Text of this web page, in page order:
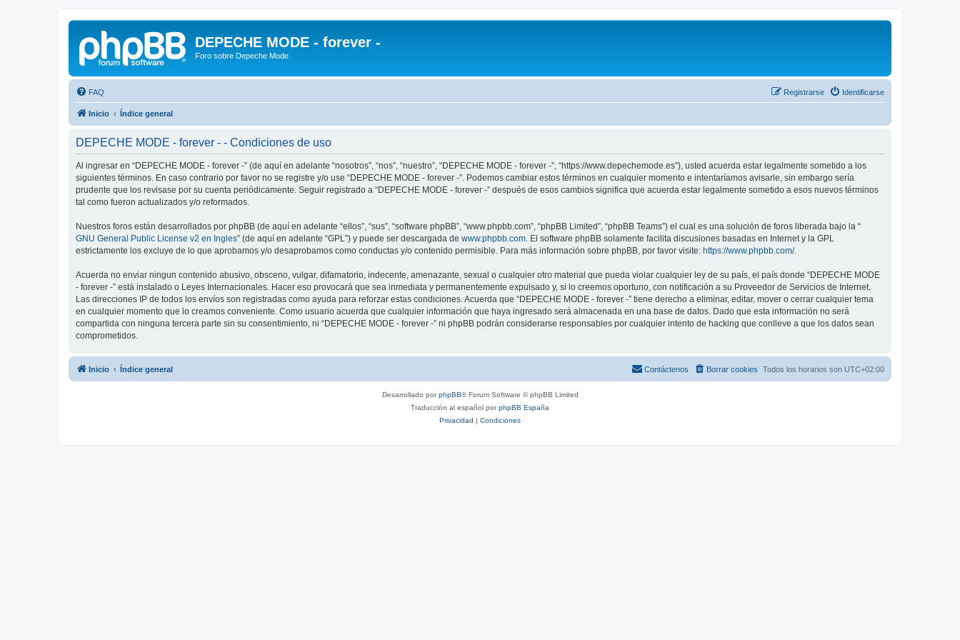
DEPECHE MODE - forever -
Foro sobre Depeche Mode
FAQ Identificarse
Registrarse
Inicio Índice general
DEPECHE MODE - forever - - Condiciones de uso
Al ingresar en “DEPECHE MODE - forever -” (de aquí en adelante “nosotros”, “nos”, “nuestro”, “DEPECHE MODE - forever -”, “https://www.depechemode.es”), usted acuerda estar legalmente sometido a los
siguientes términos. En caso contrario por favor no se registre y/o use “DEPECHE MODE - forever -”. Podemos cambiar estos términos en cualquier momento e intentaríamos avisarle, sin embargo sería
prudente que los revisase por su cuenta periódicamente. Seguir registrado a “DEPECHE MODE - forever -” después de esos cambios significa que acuerda estar legalmente sometido a esos nuevos términos
tal como fueron actualizados y/o reformados.
Nuestros foros están desarrollados por phpBB (de aquí en adelante “ellos”, “sus”, “software phpBB”, “www.phpbb.com”, “phpBB Limited”, “phpBB Teams”) el cual es una solución de foros liberada bajo la “
GNU General Public License v2 en Ingles” (de aquí en adelante “GPL”) y puede ser descargada de www.phpbb.com . El software phpBB solamente facilita discusiones basadas en Internet y la GPL
estrictamente los excluye de lo que aprobamos y/o desaprobamos como conductas y/o contenido permisible. Para más información sobre phpBB, por favor visite: https://www.phpbb.com/.
Acuerda no enviar ningun contenido abusivo, obsceno, vulgar, difamatorio, indecente, amenazante, sexual o cualquier otro material que pueda violar cualquier ley de su país, el país donde “DEPECHE MODE
- forever -” está instalado o Leyes Internacionales. Hacer eso provocará que sea inmediata y permanentemente expulsado y, si lo creemos oportuno, con notificación a su Proveedor de Servicios de Internet.
Las direcciones IP de todos los envíos son registradas como ayuda para reforzar estas condiciones. Acuerda que “DEPECHE MODE - forever -” tiene derecho a eliminar, editar, mover o cerrar cualquier tema
en cualquier momento que lo creamos conveniente. Como usuario acuerda que cualquier información que haya ingresado será almacenada en una base de datos. Dado que esta información no será
compartida con ninguna tercera parte sin su consentimiento, ni “DEPECHE MODE - forever -” ni phpBB podrán considerarse responsables por cualquier intento de hacking que conlleve a que los datos sean
comprometidos.
Inicio Índice general Todos los horarios son UTC+02:00
Borrar cookies
Contáctenos
Desarrollado porphpBB® Forum Software © phpBB Limited
Traducción al español porphpBB España
Privacidad | Condiciones